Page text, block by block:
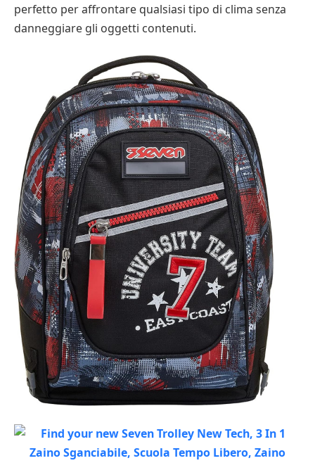
perfetto per affrontare qualsiasi tipo di clima senza
danneggiare gli oggetti contenuti.